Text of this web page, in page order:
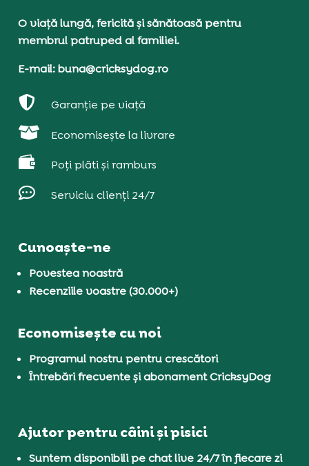
O viață lungă, fericită și sănătoasă pentru
membrul patruped al familiei.
E-mail: buna@cricksydog.ro
 Garanție pe viață
 Economisește la livrare
 Poți plăti și ramburs
 Serviciu clienți 24/7
Cunoaște-ne
Povestea noastră
Recenziile voastre (30.000+)
Economisește cu noi
Programul nostru pentru crescători
Întrebări frecvente și abonament CricksyDog
Ajutor pentru câini și pisici
Suntem disponibili pe chat live 24/7 în fiecare zi